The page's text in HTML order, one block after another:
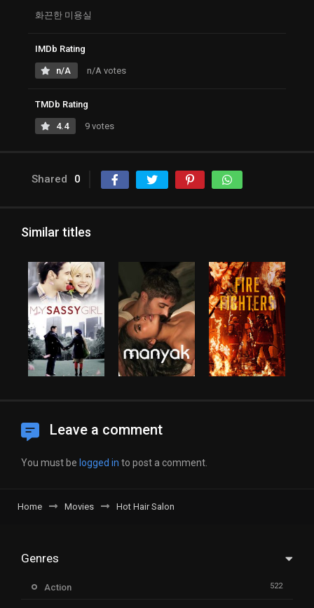
화끈한 미용실
IMDb Rating
n/A n/A votes
TMDb Rating
4.4 9 votes
Shared 0
Similar titles
Leave a comment
You must be logged in to post a comment.
Home Movies Hot Hair Salon
Genres
Action 522